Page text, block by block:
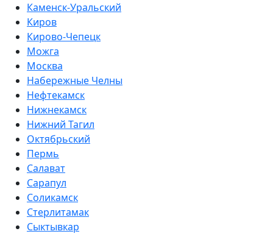
Каменск-Уральский
Киров
Кирово-Чепецк
Можга
Москва
Набережные Челны
Нефтекамск
Нижнекамск
Нижний Тагил
Октябрьский
Пермь
Салават
Сарапул
Соликамск
Стерлитамак
Сыктывкар